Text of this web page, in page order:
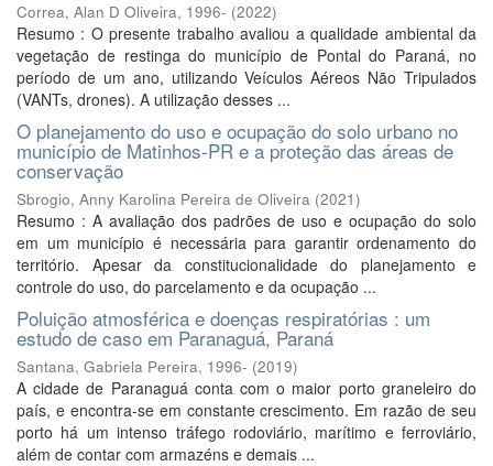
Correa, Alan D Oliveira, 1996- (2022)
Resumo : O presente trabalho avaliou a qualidade ambiental da
vegetação de restinga do município de Pontal do Paraná, no
período de um ano, utilizando Veículos Aéreos Não Tripulados
(VANTs, drones). A utilização desses ...
O planejamento do uso e ocupação do solo urbano no
município de Matinhos-PR e a proteção das áreas de
conservação
Sbrogio, Anny Karolina Pereira de Oliveira (2021)
Resumo : A avaliação dos padrões de uso e ocupação do solo
em um município é necessária para garantir ordenamento do
território. Apesar da constitucionalidade do planejamento e
controle do uso, do parcelamento e da ocupação ...
Poluição atmosférica e doenças respiratórias : um
estudo de caso em Paranaguá, Paraná
Santana, Gabriela Pereira, 1996- (2019)
A cidade de Paranaguá conta com o maior porto graneleiro do
país, e encontra-se em constante crescimento. Em razão de seu
porto há um intenso tráfego rodoviário, marítimo e ferroviário,
além de contar com armazéns e demais ...